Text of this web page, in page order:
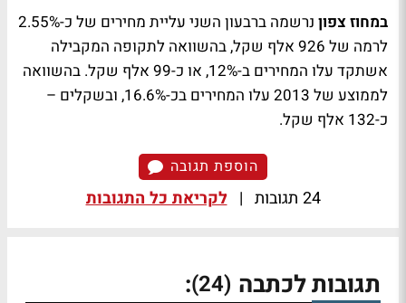
במחוז צפון
נרשמה ברבעון השני עליית מחירים של כ-2.55%
לרמה של 926 אלף שקל, בהשוואה לתקופה המקבילה
אשתקד עלו המחירים ב-12%, או כ-99 אלף שקל. בהשוואה
לממוצע של 2013 עלו המחירים בכ-16.6%, ובשקלים –
כ-132 אלף שקל.
הוספת תגובה
24 תגובות | לקריאת כל התגובות
תגובות לכתבה (24)
: